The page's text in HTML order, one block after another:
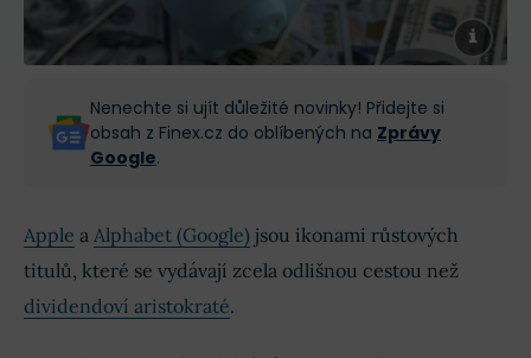
Nenechte si ujít důležité novinky! Přidejte si
obsah z Finex.cz do oblíbených na Zprávy
Google.
Apple a Alphabet (Google) jsou ikonami růstových
titulů, které se vydávají zcela odlišnou cestou než
dividendoví aristokraté.